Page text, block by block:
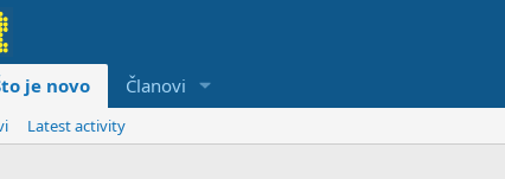
je novo Članovi
Latest activity